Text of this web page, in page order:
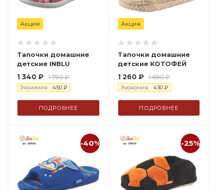
Акция
Тапочки домашние
детские INBLU
1 340 ₽ 1 790₽
Экономия 450 ₽
ПОДРОБНЕЕ
Акция
Тапочки домашние
детские КОТОФЕЙ
1 260₽ 1 690₽
Экономия 430₽
ПОДРОБНЕЕ
-40% -25%